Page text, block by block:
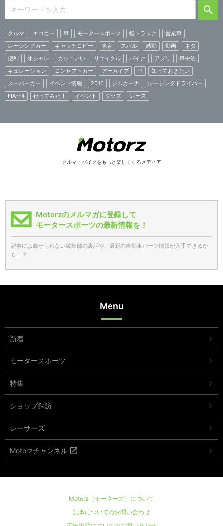
クルマ エコカー 車 モータースポーツ 軽トラック
営業車
レーシングカー
キャッチコピー 名言 スバル 感動 動画
ネタ
便利
オシャレ カッコいい リサイクル バイク アプリ
車中泊
キュレーション
コンセプトカー アーカイブ F1
知っておきたい
スーパーカー
イベント情報 2016 ジムカーナ
レーシングドライバー
FIA-F4
行ってみた！ イベント グッズ レース
クルマ・バイクをもっと楽しくするメディア
Motorzのメルマガに登録して
モータースポーツの最新情報を！
記事には載せられない編集部の裏話や、最新の自動車パーツ情報が入手できるか
も！？
Menu
新着
モータースポーツ
特集
ショップ探訪
レーサーズ
Motorzチャンネル
Motorz（モーターズ）について
記事についてのお問い合わせ